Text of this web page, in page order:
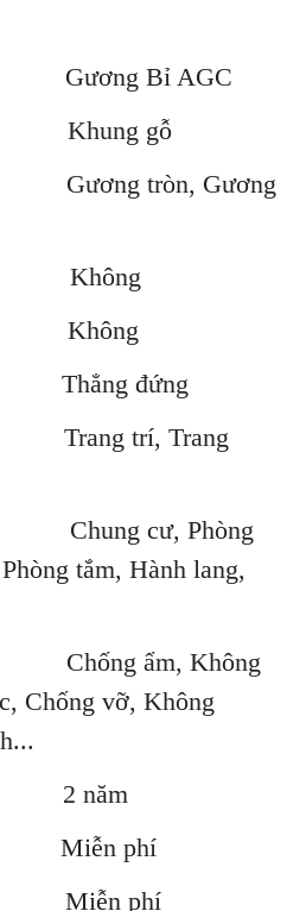
Bỉ AGC
gỗ
tròn, Gương
đứng
trí, Trang
cư, Phòng
tắm, Hành lang,
ẩm, Không
Chống vỡ, Không
Miễn phí
phí